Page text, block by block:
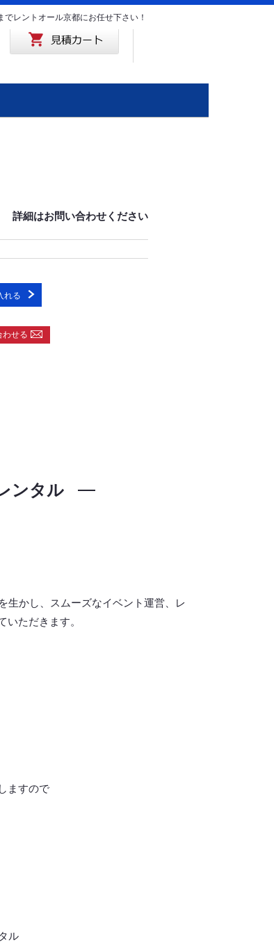
レントオール京都にお任せ下さい！
詳細はお問い合わせください
れる
わせる
ンタル
生かし、スムーズなイベント運営、レ
いただきます。
ますので
ル